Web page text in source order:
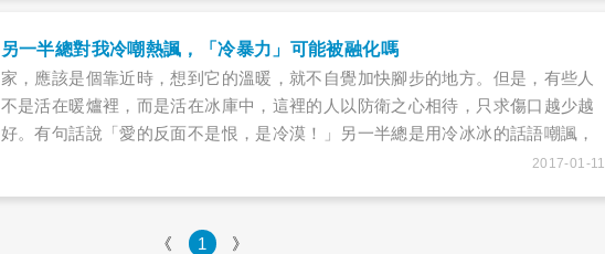
另一半總對我冷嘲熱諷，「冷暴力」可能被融化嗎
家，應該是個靠近時，想到它的溫暖，就不自覺加快腳步的地方。但是，有些人
不是活在暖爐裡，而是活在冰庫中，這裡的人以防衛之心相待，只求傷口越少越
好。有句話說「愛的反面不是恨，是冷漠！」另一半總是用冷冰冰的話語嘲諷，
心裡不舒服，該怎麼辦？當家庭失去了該有的溫度，繼續「忍耐」能維持嗎？究
2017-01-11
《 1 》